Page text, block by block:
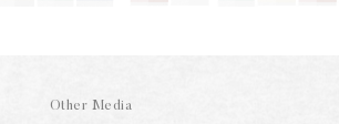
Other Media